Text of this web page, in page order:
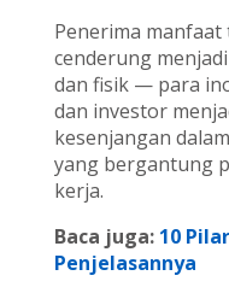
Penerima
cenderung
dan fisik — para
dan investor
kesenjangan
yang bergantung
kerja.
Baca juga: 10
Penjelasannya